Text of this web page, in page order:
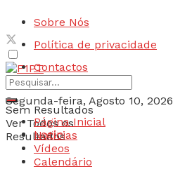
Sobre Nós
Política de privacidade
Contactos
Segunda-feira, Agosto 10, 2026
Login
Sem Resultados
Ver Todos os
Resultados
Página Inicial
Notícias
Vídeos
Calendário